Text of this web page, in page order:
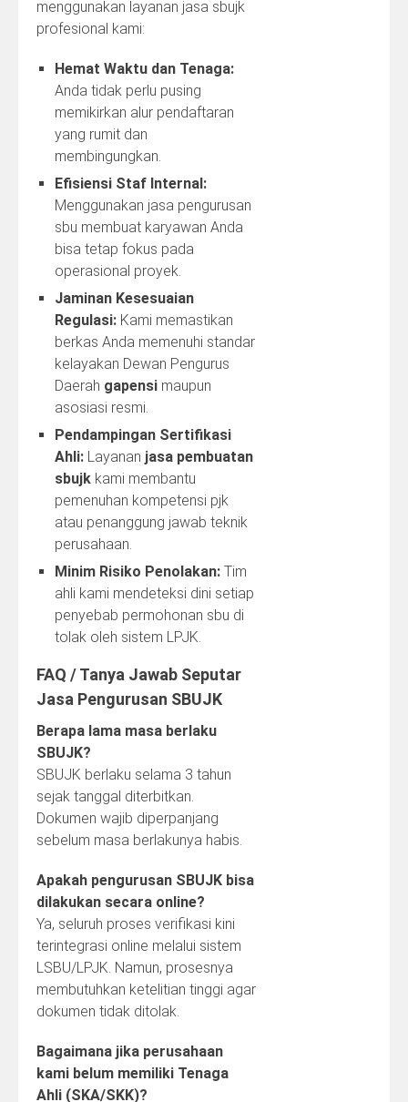
menggunakan layanan jasa sbujk
profesional kami:
Hemat Waktu dan Tenaga:
Anda tidak perlu pusing
memikirkan alur pendaftaran
yang rumit dan
membingungkan.
Efisiensi Staf Internal:
Menggunakan jasa pengurusan
sbu membuat karyawan Anda
bisa tetap fokus pada
operasional proyek.
Jaminan Kesesuaian
Regulasi: Kami memastikan
berkas Anda memenuhi standar
kelayakan Dewan Pengurus
Daerah gapensi maupun
asosiasi resmi.
Pendampingan Sertifikasi
Ahli: Layanan jasa pembuatan
sbujk kami membantu
pemenuhan kompetensi pjk
atau penanggung jawab teknik
perusahaan.
Minim Risiko Penolakan: Tim
ahli kami mendeteksi dini setiap
penyebab permohonan sbu di
tolak oleh sistem LPJK.
FAQ / Tanya Jawab Seputar
Jasa Pengurusan SBUJK
Berapa lama masa berlaku
SBUJK?
SBUJK berlaku selama 3 tahun
sejak tanggal diterbitkan.
Dokumen wajib diperpanjang
sebelum masa berlakunya habis.
Apakah pengurusan SBUJK bisa
dilakukan secara online?
Ya, seluruh proses verifikasi kini
terintegrasi online melalui sistem
LSBU/LPJK. Namun, prosesnya
membutuhkan ketelitian tinggi agar
dokumen tidak ditolak.
Bagaimana jika perusahaan
kami belum memiliki Tenaga
Ahli (SKA/SKK)?